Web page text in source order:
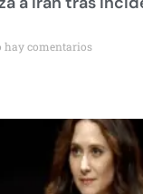
hay comentarios